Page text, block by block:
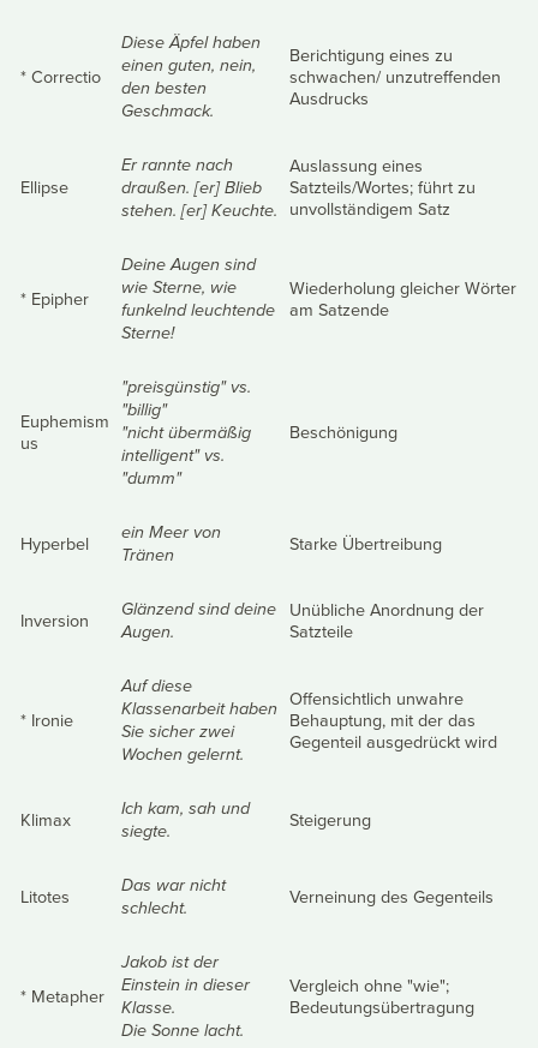
* Correctio
Diese Äpfel haben
einen guten, nein,
den besten
Geschmack.
Berichtigung eines zu
schwachen/ unzutreffenden
Ausdrucks
Ellipse
Er rannte nach
draußen. [er] Blieb
stehen. [er] Keuchte.
Auslassung eines
Satzteils/Wortes; führt zu
unvollständigem Satz
* Epipher
Deine Augen sind
wie Sterne, wie
funkelnd leuchtende
Sterne!
Wiederholung gleicher Wörter
am Satzende
Euphemism
us
"preisgünstig" vs.
"billig"
"nicht übermäßig
intelligent" vs.
"dumm"
Beschönigung
Hyperbel
ein Meer von
Tränen
Starke Übertreibung
Inversion
Glänzend sind deine
Augen.
Unübliche Anordnung der
Satzteile
* Ironie
Auf diese
Klassenarbeit haben
Sie sicher zwei
Wochen gelernt.
Offensichtlich unwahre
Behauptung, mit der das
Gegenteil ausgedrückt wird
Klimax
Ich kam, sah und
siegte.
Steigerung
Litotes
Das war nicht
schlecht.
Verneinung des Gegenteils
* Metapher
Jakob ist der
Einstein in dieser
Klasse.
Die Sonne lacht.
Vergleich ohne "wie";
Bedeutungsübertragung